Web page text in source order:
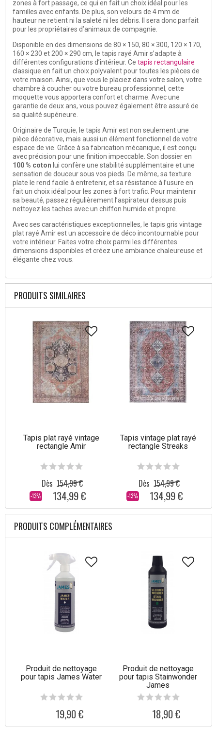
zones à fort passage, ce qui en fait un choix idéal pour les
familles avec enfants. De plus, son velours de 4 mm de
hauteur ne retient ni la saleté ni les débris. Il sera donc parfait
pour les propriétaires d’animaux de compagnie.
Disponible en des dimensions de 80 × 150, 80 × 300, 120 × 170,
160 × 230 et 200 × 290 cm, le tapis rayé Amir s’adapte à
différentes configurations d’intérieur. Ce tapis rectangulaire
classique en fait un choix polyvalent pour toutes les pièces de
votre maison. Ainsi, que vous le placiez dans votre salon, votre
chambre à coucher ou votre bureau professionnel, cette
moquette vous apportera confort et charme. Avec une
garantie de deux ans, vous pouvez également être assuré de
sa qualité supérieure.
Originaire de Turquie, le tapis Amir est non seulement une
pièce décorative, mais aussi un élément fonctionnel de votre
espace de vie. Grâce à sa fabrication mécanique, il est conçu
avec précision pour une finition impeccable. Son dossier en
100 % coton lui confère une stabilité supplémentaire et une
sensation de douceur sous vos pieds. De même, sa texture
plate le rend facile à entretenir, et sa résistance à l’usure en
fait un choix idéal pour les zones à fort trafic. Pour maintenir
sa beauté, passez régulièrement l’aspirateur dessus puis
nettoyez les taches avec un chiffon humide et propre.
Avec ses caractéristiques exceptionnelles, le tapis gris vintage
plat rayé Amir est un accessoire de déco incontournable pour
votre intérieur. Faites votre choix parmi les différentes
dimensions disponibles et créez une ambiance chaleureuse et
élégante chez vous.
PRODUITS SIMILAIRES
Tapis plat rayé vintage
rectangle Amir
-13%
Dès 154,99 €
134,99 €
Tapis vintage plat rayé
rectangle Streaks
-13%
Dès 154,99 €
134,99 €
PRODUITS COMPLÉMENTAIRES
Produit de nettoyage
pour tapis James Water
19,90 €
Produit de nettoyage
pour tapis Stainwonder
James
18,90 €